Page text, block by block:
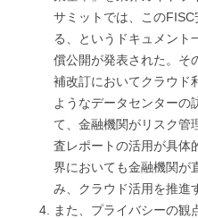
サミットでは、このFISC
る、というドキュメント
償公開が発表された。そ
補改訂においてクラウド
ようなデータセンターの
て、金融機関がリスク管
査レポートの活用が具体
界においても金融機関が
み、クラウド活用を推進
また、プライバシーの観